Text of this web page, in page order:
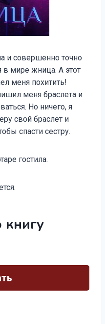
и совершенно точно
в мире жница. А этот
меня похитить!
меня браслета и
Но ничего, я
свой браслет и
спасти сестру.
гостила.
книгу